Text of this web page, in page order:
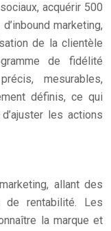
acquérir 500
marketing,
de la clientèle
de fidélité
mesurables,
définis, ce qui
les actions
allant des
rentabilité. Les
la marque et